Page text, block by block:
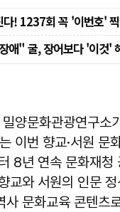
양문화관광연구소
이번 향교·서원 문
8년 연속 문화재청
교와 서원의 인문
사 문화교육 콘텐츠